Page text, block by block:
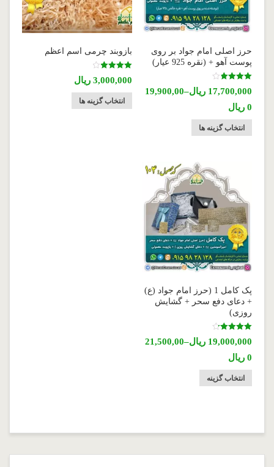
حرز اصلی امام جواد بر روی
پوست آهو + (نقره 925 عیار)
نمره
3.83
17,700,000 ریال–
19,900,00
0 ریال
انتخاب گزینه ها
بازوبند چرمی اسم اعظم
نمره
4.00
3,000,000 ریال
انتخاب گزینه ها
پک کامل 1 (حرز امام جواد (ع)
+ دعای دفع سحر + گشایش
روزی)
نمره
4.21
19,000,000 ریال–
21,500,00
0 ریال
انتخاب گزینه